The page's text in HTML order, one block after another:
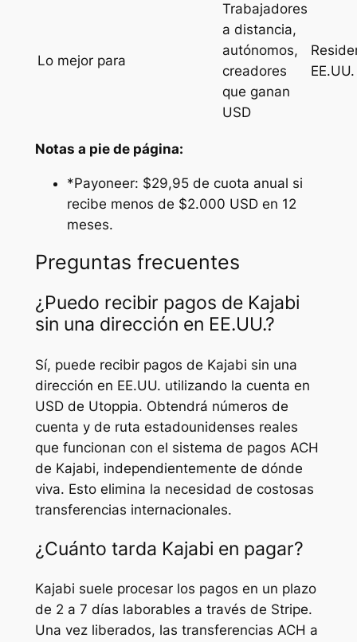
Lo mejor para
Trabajadores
a distancia,
autónomos,
creadores
que ganan
USD
EE.UU.
Notas a pie de página:
*Payoneer: $29,95 de cuota anual si
recibe menos de $2.000 USD en 12
meses.
Preguntas frecuentes
¿Puedo recibir pagos de Kajabi
sin una dirección en EE.UU.?
Sí, puede recibir pagos de Kajabi sin una
dirección en EE.UU. utilizando la cuenta en
USD de Utoppia. Obtendrá números de
cuenta y de ruta estadounidenses reales
que funcionan con el sistema de pagos ACH
de Kajabi, independientemente de dónde
viva. Esto elimina la necesidad de costosas
transferencias internacionales.
¿Cuánto tarda Kajabi en pagar?
Kajabi suele procesar los pagos en un plazo
de 2 a 7 días laborables a través de Stripe.
Una vez liberados, las transferencias ACH a